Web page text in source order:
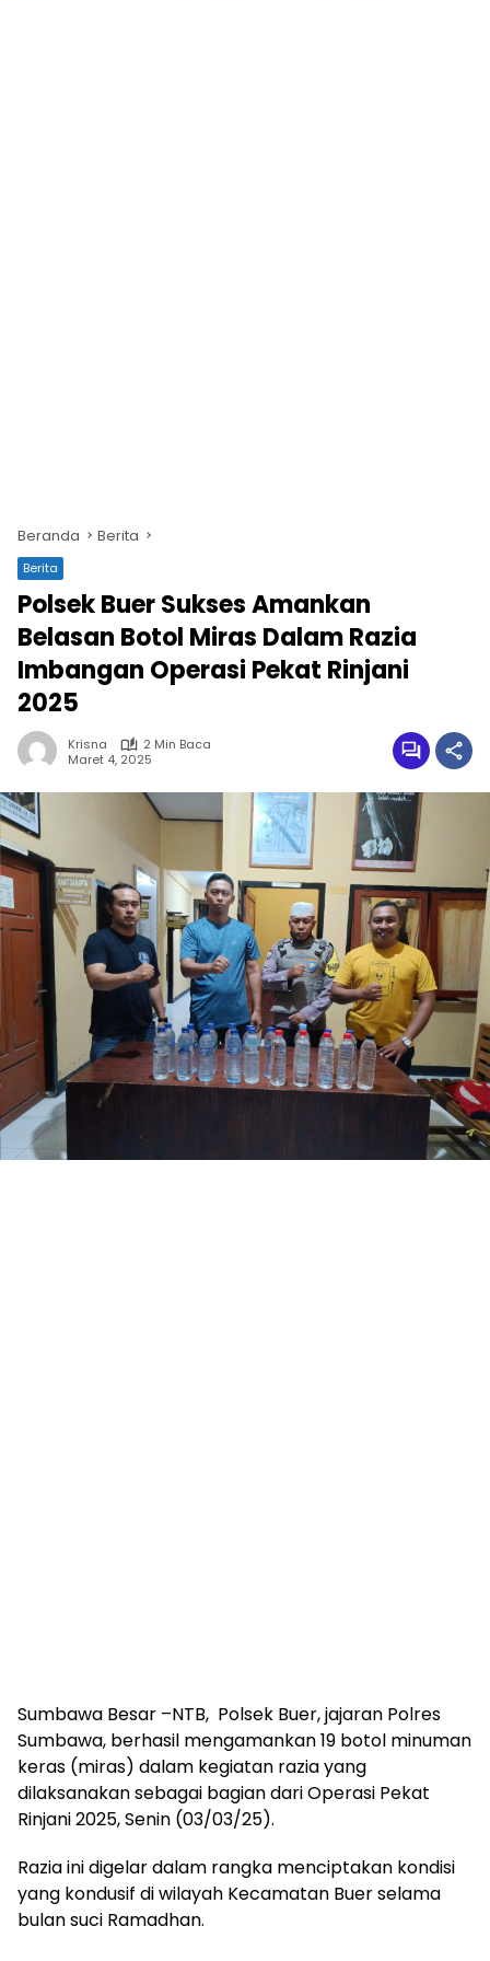
Beranda Berita
Berita
Polsek Buer Sukses Amankan
Belasan Botol Miras Dalam Razia
Imbangan Operasi Pekat Rinjani
2025
Krisna
2 Min Baca
Maret 4, 2025
Sumbawa Besar –NTB, Polsek Buer, jajaran Polres
Sumbawa, berhasil mengamankan 19 botol minuman
keras (miras) dalam kegiatan razia yang
dilaksanakan sebagai bagian dari Operasi Pekat
Rinjani 2025, Senin (03/03/25).
Razia ini digelar dalam rangka menciptakan kondisi
yang kondusif di wilayah Kecamatan Buer selama
bulan suci Ramadhan.